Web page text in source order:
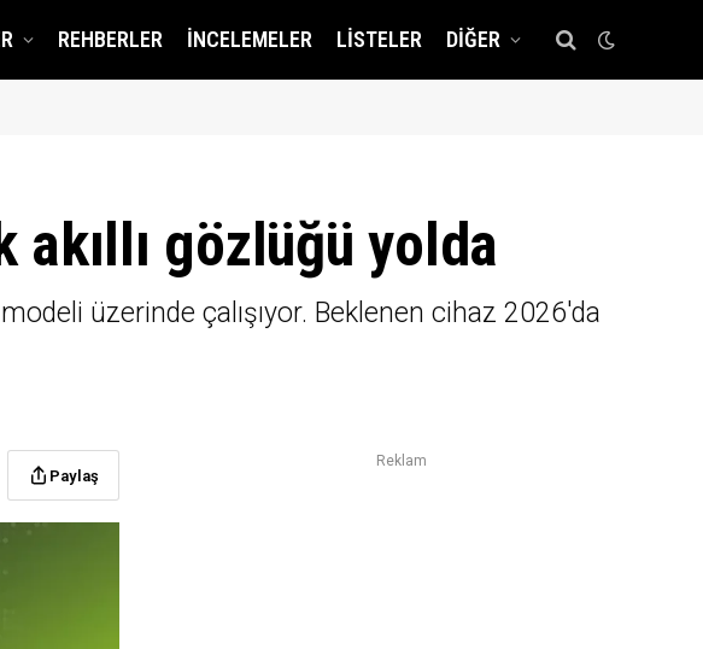
REHBERLER İNCELEMELER LISTELER DIĞER
akıllı gözlüğü yolda
üzerinde çalışıyor. Beklenen cihaz 2026'da
Paylaş
Reklam